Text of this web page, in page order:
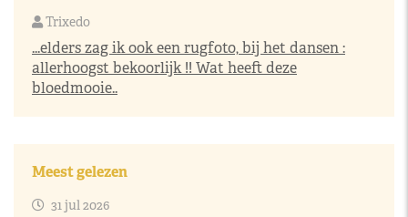
Trixedo
...elders zag ik ook een rugfoto, bij het dansen :
allerhoogst bekoorlijk !! Wat heeft deze
bloedmooie..
Meest gelezen
31 jul 2026